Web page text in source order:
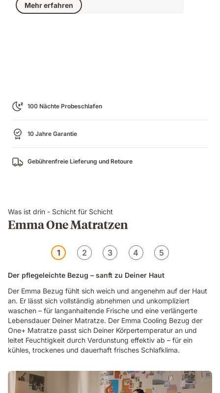
€ 458,69
Preis
€ 768,02
Mehr erfahren
100 Nächte Probeschlafen
10 Jahre Garantie
Gebührenfreie Lieferung und Retoure
Was ist drin - Schicht für Schicht
Emma One Matratzen
1 2 3 4 5
Der pflegeleichte Bezug – sanft zu Deiner Haut
Der Emma Bezug fühlt sich weich und angenehm auf der Haut
an. Er lässt sich vollständig abnehmen und unkompliziert
waschen – für langanhaltende Frische und eine verlängerte
Lebensdauer Deiner Matratze. Der Emma Cooling Bezug der
One+ Matratze passt sich Deiner Körpertemperatur an und
leitet Feuchtigkeit durch Verdunstung effektiv ab – für ein
kühles, trockenes und dauerhaft frisches Schlafklima.